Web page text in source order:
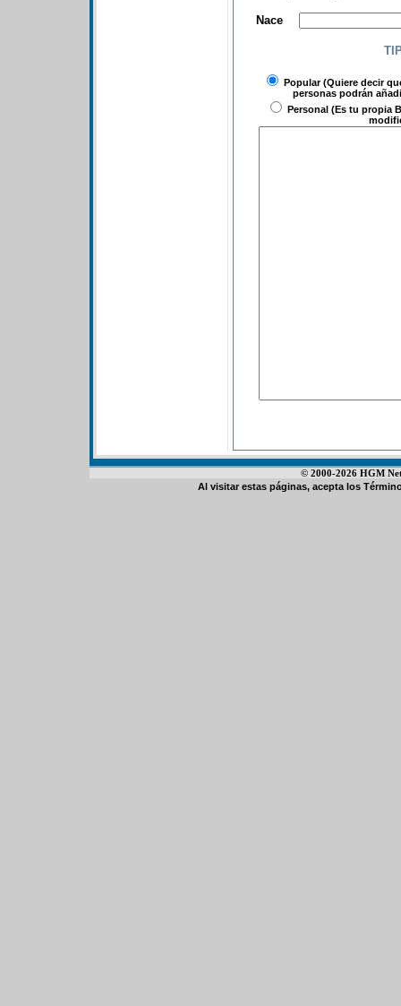
Nace
Popular(Quiere decir
personas podrán
Personal (Es tu propia
© 2000-2026 HGM
Al visitar estas páginas, acepta los